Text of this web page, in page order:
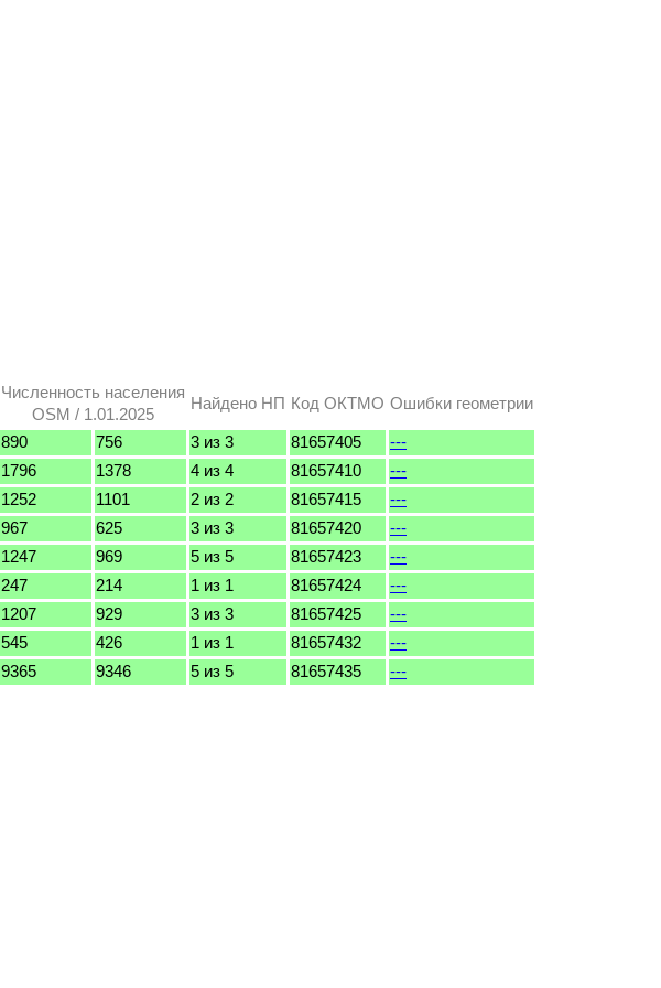
Численность населения
OSM / 1.01.2025
Найдено НП Код ОКТМО Ошибки геометрии
890 756 3 из 3 81657405
---
1796 1378 4 из 4 81657410
---
1252 1101 2 из 2 81657415
---
967 625 3 из 3 81657420
---
1247 969 5 из 5 81657423
---
247 214 1 из 1 81657424
---
1207 929 3 из 3 81657425
---
545 426 1 из 1 81657432
---
9365 9346 5 из 5 81657435 ---